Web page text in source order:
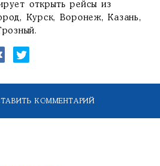
открыть рейсы из
Курск, Воронеж, Казань,
КОММЕНТАРИЙ